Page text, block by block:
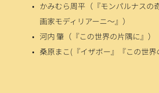
かみむら周平（『モンパルナスの
画家モディリアーニ～』）
河内 肇（『この世界の片隅に』）
桑原まこ(『イザボー』『この世界